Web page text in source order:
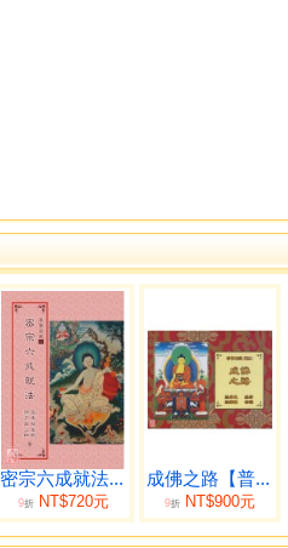
密宗六成就法...
9折 NT$720元
成佛之路【普...
9折 NT$900元